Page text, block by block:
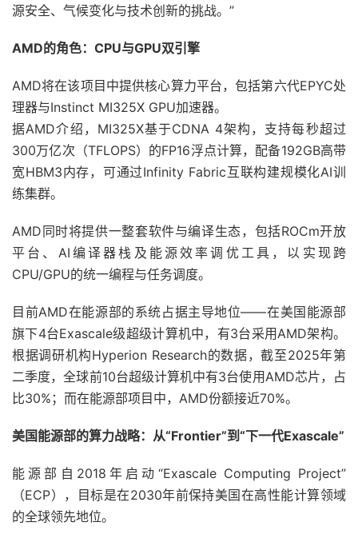
源安全、气候变化与技术创新的挑战。”
AMD的角色：CPU与GPU双引擎
AMD将在该项目中提供核心算力平台，包括第六代EPYC处
理器与Instinct MI325X GPU加速器。
据AMD介绍，MI325X基于CDNA 4架构，支持每秒超过
300万亿次（TFLOPS）的FP16浮点计算，配备192GB高带
宽HBM3内存，可通过Infinity Fabric互联构建规模化AI训
练集群。
AMD同时将提供一整套软件与编译生态，包括ROCm开放
平台、AI编译器栈及能源效率调优工具，以实现跨
CPU/GPU的统一编程与任务调度。
目前AMD在能源部的系统占据主导地位——在美国能源部
旗下4台Exascale级超级计算机中，有3台采用AMD架构。
根据调研机构Hyperion Research的数据，截至2025年第
二季度，全球前10台超级计算机中有3台使用AMD芯片，占
比30%；而在能源部项目中，AMD份额接近70%。
美国能源部的算力战略：从“Frontier”到“下一代Exascale”
能源部自2018年启动“Exascale Computing Project”
（ECP），目标是在2030年前保持美国在高性能计算领域
的全球领先地位。